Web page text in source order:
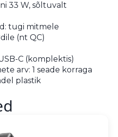
33 W, sõltuvalt
tugi mitmele
(nt QC)
C (komplektis)
arv: 1 seade korraga
plastik